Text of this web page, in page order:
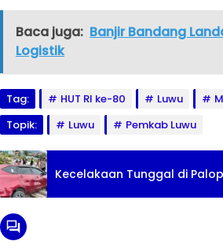
Baca juga: Banjir Bandang
Logistik
Tag: HUT RI ke-80 Luwu
Topik:
Luwu Pemkab Luwu
Kecelakaan Tunggal di